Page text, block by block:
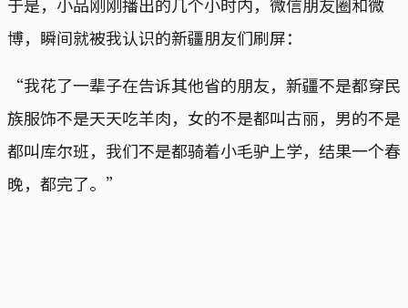
博，瞬间就被我认识的新疆朋友们刷屏：
“我花了一辈子在告诉其他省的朋友，新疆不是都穿民
族服饰不是天天吃羊肉，女的不是都叫古丽，男的不是
都叫库尔班，我们不是都骑着小毛驴上学，结果一个春
晚，都完了。”